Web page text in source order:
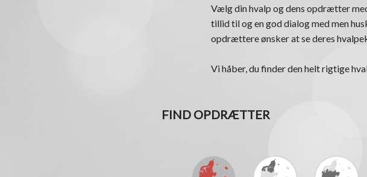
Vælg din hvalp og dens opdrætter
tillid til og en god dialog med men
opdrættere ønsker at se deres
Vi håber, du finder den helt rigtige
FIND OPDRÆTTER